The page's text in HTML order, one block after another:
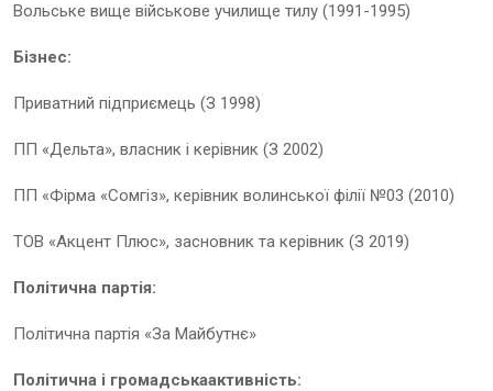
Вольське вище військове училище тилу (1991-1995)
Бізнес:
Приватний підприємець (З 1998)
ПП «Дельта», власник і керівник (З 2002)
ПП «Фірма «Сомгіз», керівник волинської філії №03 (2010)
ТОВ «Акцент Плюс», засновник та керівник (З 2019)
Політична партія:
Політична партія «За Майбутнє»
Політична і громадськаактивність: